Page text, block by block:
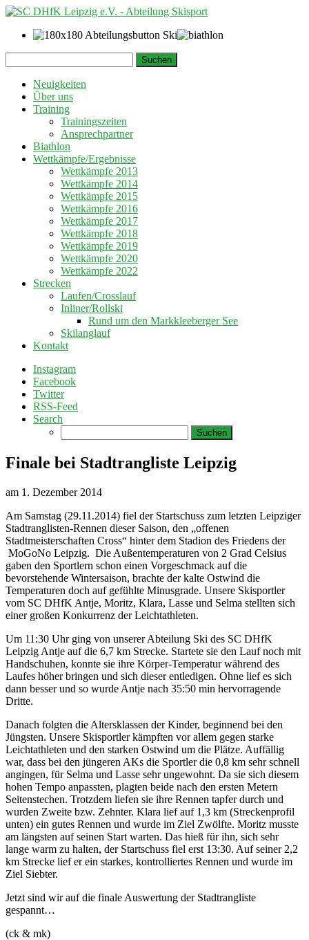
zum
Inhalt
nach:
Neuigkeiten
Über uns
Training
Trainingszeiten
Ansprechpartner
Biathlon
Wettkämpfe/Ergebnisse
Wettkämpfe 2013
Wettkämpfe 2014
Wettkämpfe 2015
Wettkämpfe 2016
Wettkämpfe 2017
Wettkämpfe 2018
Wettkämpfe 2019
Wettkämpfe 2020
Wettkämpfe 2022
Strecken
Laufen/Crosslauf
Inliner/Rollski
Rund um den Markkleeberger See
Skilanglauf
Kontakt
Instagram
Facebook
Twitter
RSS-Feed
Search
nach:
Finale bei Stadtrangliste Leipzig
am 1. Dezember 2014
Am Samstag (29.11.2014) fiel der Startschuss zum letzten Leipziger
Stadtranglisten-Rennen dieser Saison, den „offenen
Stadtmeisterschaften Cross“ hinter dem Stadion des Friedens der
MoGoNo Leipzig. Die Außentemperaturen von 2 Grad Celsius
gaben den Sportlern schon einen Vorgeschmack auf die
bevorstehende Wintersaison, brachte der kalte Ostwind die
Temperaturen doch auf gefühlte Minusgrade. Unsere Skisportler
vom SC DHfK Antje, Moritz, Klara, Lasse und Selma stellten sich
einer großen Konkurrenz der Leichtathleten.
Um 11:30 Uhr ging von unserer Abteilung Ski des SC DHfK
Leipzig Antje auf die 6,7 km Strecke. Startete sie den Lauf noch mit
Handschuhen, konnte sie ihre Körper-Temperatur während des
Laufes höher bringen und sich dieser entledigen. Ohne lief es sich
dann besser und so wurde Antje nach 35:50 min hervorragende
Dritte.
Danach folgten die Altersklassen der Kinder, beginnend bei den
Jüngsten. Unsere Skisportler kämpften vor allem gegen starke
Leichtathleten und den starken Ostwind um die Plätze. Auffällig
war, dass bei den jüngeren AKs die Sportler die 0,8 km sehr schnell
angingen, für Selma und Lasse sehr ungewohnt. Da sie sich diesem
hohen Tempo anpassten, plagten beide nach den ersten Metern
Seitenstechen. Trotzdem liefen sie ihre Rennen tapfer durch und
wurden Zweite bzw. Zehnter. Klara lief auf 1,3 km (Streckenprofil
unten) ein gutes Rennen und wurde im Ziel Zwölfte. Moritz musste
am längsten auf seinen Start warten. Das hieß für ihn, sich sehr
lange warm zu halten, der Startschuss fiel erst 13:30. Auf seiner 2,2
km Strecke lief er ein starkes, kontrolliertes Rennen und wurde im
Ziel Siebter.
Jetzt sind wir auf die finale Auswertung der Stadtrangliste
gespannt…
(ck & mk)